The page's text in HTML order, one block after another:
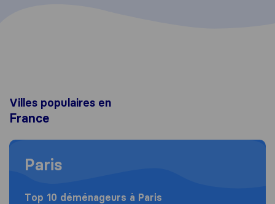
Villes populaires en
France
Moving to Paris
Paris
Top 10 déménageurs à Paris